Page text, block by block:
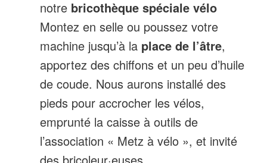
notre bricothèque spéciale vélo
Montez en selle ou poussez votre
machine jusqu’à la place de l’âtre,
apportez des chiffons et un peu d’huile
de coude. Nous aurons installé des
pieds pour accrocher les vélos,
emprunté la caisse à outils de
l’association « Metz à vélo », et invité